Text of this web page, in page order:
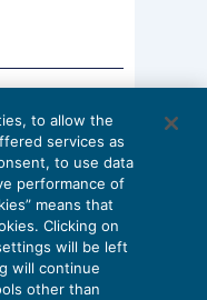
del reddito di
rilievo,
f), relativa
riconosciuti dal
dipendenti o a
indicati
alle finalità
TUIR, vale a dire
le
to allow the
services as
to use data
performance of
means that
Clicking on
will be left
will continue
other than